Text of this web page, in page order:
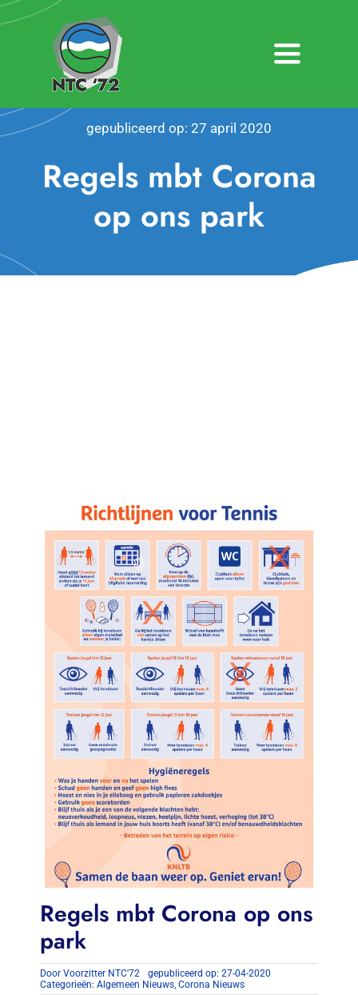
Ga
naar
Toggle
Home
Over NTC ’72
gepubliceerd op: 27 april 2020
Regels mbt Corona
op ons park
Regels mbt Corona op ons
park
Door Voorzitter NTC'72
gepubliceerd op: 27-04-2020
Categorieën: Algemeen Nieuws, Corona Nieuws